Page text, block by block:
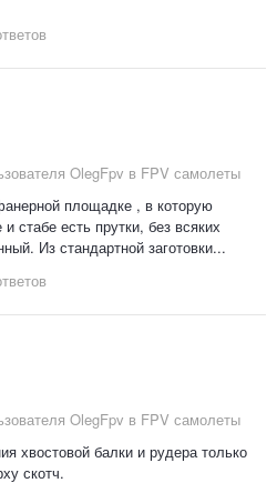
OlegFpv в FPV самолеты
площадке , в которую
стабе есть прутки, без всяких
Из стандартной заготовки...
OlegFpv в FPV самолеты
хвостовой балки и рудера только
скотч.